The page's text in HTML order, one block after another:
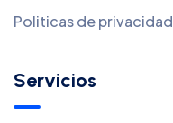
Politicas de privacidad
Servicios